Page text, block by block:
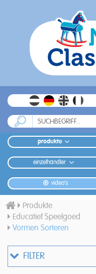
produkte
einzelhändler
video's
Produkte
Educatief Speelgoed
Vormen Sorteren
FILTER